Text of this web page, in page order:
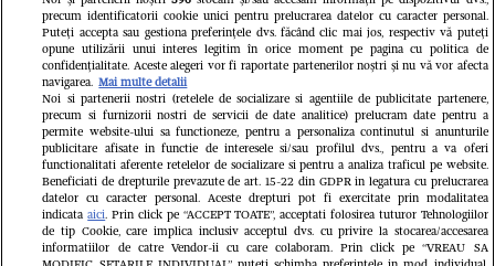
Leului
Fanatik
precum identificatorii cookie unici pentru prelucrarea datelor cu caracter personal.
Puteți accepta sau gestiona preferințele dvs. făcând clic mai jos, respectiv vă puteți
opune utilizării unui interes legitim în orice moment pe pagina cu politica de
confidențialitate. Aceste alegeri vor fi raportate partenerilor noștri și nu vă vor afecta
navigarea. Mai multe detalii
Noi si partenerii nostri (retelele de socializare si agentiile de publicitate partenere,
precum si furnizorii nostri de servicii de date analitice) prelucram date pentru a
permite website-ului sa functioneze, pentru a personaliza continutul si anunturile
publicitare afisate in functie de interesele si/sau profilul dvs., pentru a va oferi
functionalitati aferente retelelor de socializare si pentru a analiza traficul pe website.
Beneficiati de drepturile prevazute de art. 15-22 din GDPR in legatura cu prelucrarea
datelor cu caracter personal. Aceste drepturi pot fi exercitate prin modalitatea
indicataaici. Prin click pe “ACCEPT TOATE”, acceptati folosirea tuturor Tehnologiilor
de tip Cookie, care implica inclusiv acceptul dvs. cu privire la stocarea/accesarea
informatiilor de catre Vendor-ii cu care colaboram. Prin click pe “VREAU SA